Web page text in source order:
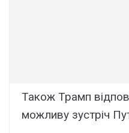
Також Трамп
можливу зустріч